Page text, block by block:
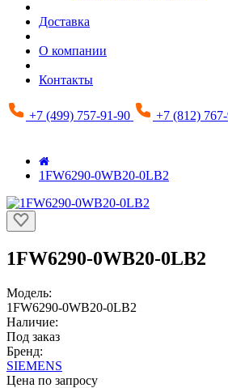
Доставка
О компании
Контакты
+7 (499) 757-91-90 +7 (812)
1FW6290-0WB20-0LB2
1FW6290-0WB20-0LB2
Модель:
1FW6290-0WB20-0LB2
Наличие:
Под заказ
Бренд:
SIEMENS
Цена по запросу